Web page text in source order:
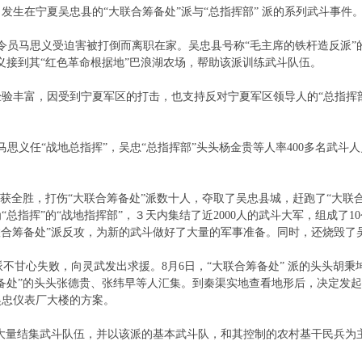
生在宁夏吴忠县的“大联合筹备处”派与“总指挥部” 派的系列武斗事件
员马思义受迫害被打倒而离职在家。吴忠县号称“毛主席的铁杆造反派
到其“红色革命根据地”巴浪湖农场，帮助该派训练武斗队伍。
丰富，因受到宁夏军区的打击，也支持反对宁夏军区领导人的“总指
思义任“战地总指挥”，吴忠“总指挥部”头头杨金贵等人率400多名武斗
全胜，打伤“大联合筹备处”派数十人，夺取了吴忠县城，赶跑了“大
指挥”的“战地指挥部”，３天内集结了近2000人的武斗大军，组成了
筹备处”派反攻，为新的武斗做好了大量的军事准备。同时，还烧毁
甘心失败，向灵武发出求援。8月6日，“大联合筹备处” 派的头头胡
处”的头头张德贵、张纬早等人汇集。到秦渠实地查看地形后，决定发
仪表厂大楼的方案。
量结集武斗队伍，并以该派的基本武斗队，和其控制的农村基干民兵